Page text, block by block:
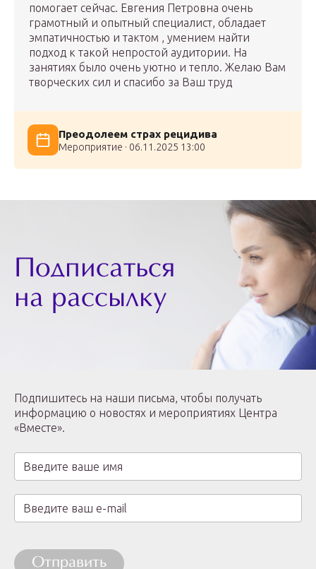
помогает сейчас. Евгения Петровна очень
грамотный и опытный специалист, обладает
эмпатичностью и тактом , умением найти
подход к такой непростой аудитории. На
занятиях было очень уютно и тепло. Желаю Вам
творческих сил и спасибо за Ваш труд
Преодолеем страх рецидива
Мероприятие · 06.11.2025 13:00
Подписаться
на рассылку
Подпишитесь на наши письма, чтобы получать
информацию о новостях и мероприятиях Центра
«Вместе».
Отправить